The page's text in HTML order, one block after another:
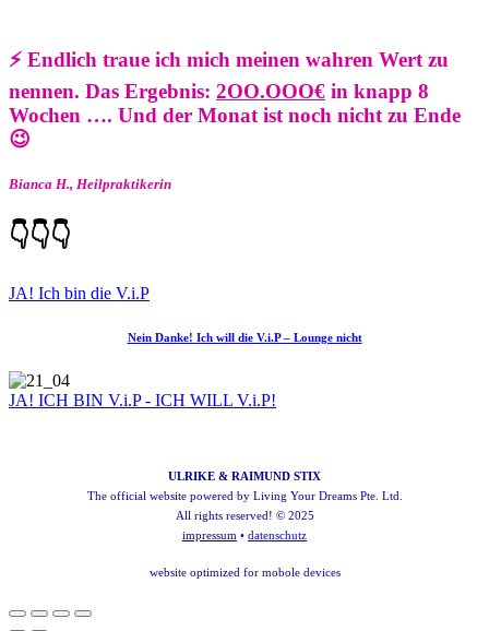
⚡ Endlich traue ich mich meinen wahren Wert zu
nennen. Das Ergebnis: 2OO.OOO€ in knapp 8
Wochen …. Und der Monat ist noch nicht zu Ende
😉
Bianca H., Heilpraktikerin
👇👇👇
JA! Ich bin die V.i.P
Nein Danke! Ich will die V.i.P – Lounge nicht
JA! ICH BIN V.i.P - ICH WILL V.i.P!
ULRIKE & RAIMUND STIX
The official website powered by Living Your Dreams Pte. Ltd.
All rights reserved! © 2025
impressum • datenschutz
website optimized for mobole devices